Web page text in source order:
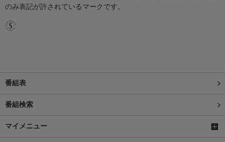
のみ表記が許されているマークです。
番組表
番組検索
マイメニュー